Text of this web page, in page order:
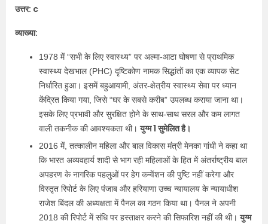
उत्तर: c
व्याख्या:
1978 में “सभी के लिए स्वास्थ्य” पर अल्मा-आटा घोषणा से प्राथमिक
स्वास्थ्य देखभाल (PHC) दृष्टिकोण नामक सिद्धांतों का एक व्यापक सेट
निर्धारित हुआ। इसमें बहुआयामी, अंतर-क्षेत्रीय स्वास्थ्य सेवा पर ध्यान
केंद्रित किया गया, जिसे “घर के सबसे करीब” उपलब्ध कराया जाना था।
इसके लिए प्रभावी और सुरक्षित होने के साथ-साथ सरल और कम लागत
वाली तकनीक की आवश्यकता थी।युग्म 1 सुमेलित है।
2016 में, तत्कालीन महिला और बाल विकास मंत्री मेनका गांधी ने कहा था
कि भारत अव्यवहार्य शादी से भाग रही महिलाओं के हित में अंतर्राष्ट्रीय बाल
अपहरण के नागरिक पहलुओं पर हेग कन्वेंशन की पुष्टि नहीं करेगा और
विस्तृत रिपोर्ट के लिए पंजाब और हरियाणा उच्च न्यायालय के न्यायाधीश
राजेश बिंदल की अध्यक्षता में पैनल का गठन किया था। पैनल ने अपनी
2018 की रिपोर्ट में संधि पर हस्ताक्षर करने की सिफारिश नहीं की थी।युग्म